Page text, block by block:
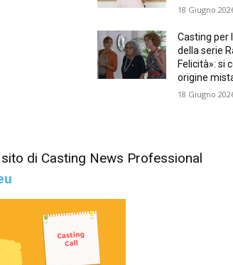
18 Giugno
Casting per
della serie
Felicità»: si
origine
18 Giugno
di Casting News Professional